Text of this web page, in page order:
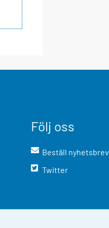
Följ oss
Beställ nyhetsbrev
Twitter